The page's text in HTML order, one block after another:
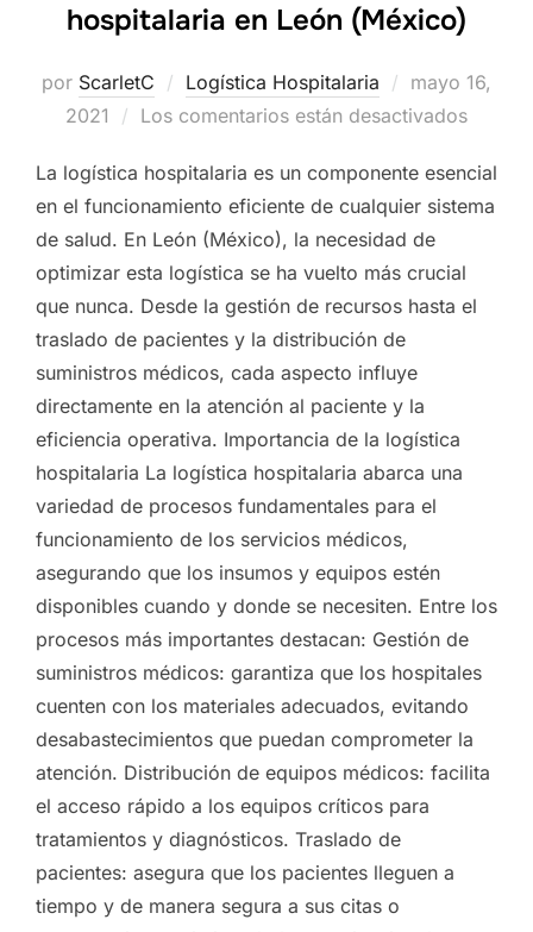
hospitalaria en León (México)
por ScarletC Logística Hospitalaria
Publicado
el
mayo 16,
2021
Los comentarios están desactivados
La logística hospitalaria es un componente esencial
en el funcionamiento eficiente de cualquier sistema
de salud. En León (México), la necesidad de
optimizar esta logística se ha vuelto más crucial
que nunca. Desde la gestión de recursos hasta el
traslado de pacientes y la distribución de
suministros médicos, cada aspecto influye
directamente en la atención al paciente y la
eficiencia operativa. Importancia de la logística
hospitalaria La logística hospitalaria abarca una
variedad de procesos fundamentales para el
funcionamiento de los servicios médicos,
asegurando que los insumos y equipos estén
disponibles cuando y donde se necesiten. Entre los
procesos más importantes destacan: Gestión de
suministros médicos: garantiza que los hospitales
cuenten con los materiales adecuados, evitando
desabastecimientos que puedan comprometer la
atención. Distribución de equipos médicos: facilita
el acceso rápido a los equipos críticos para
tratamientos y diagnósticos. Traslado de
pacientes: asegura que los pacientes lleguen a
tiempo y de manera segura a sus citas o